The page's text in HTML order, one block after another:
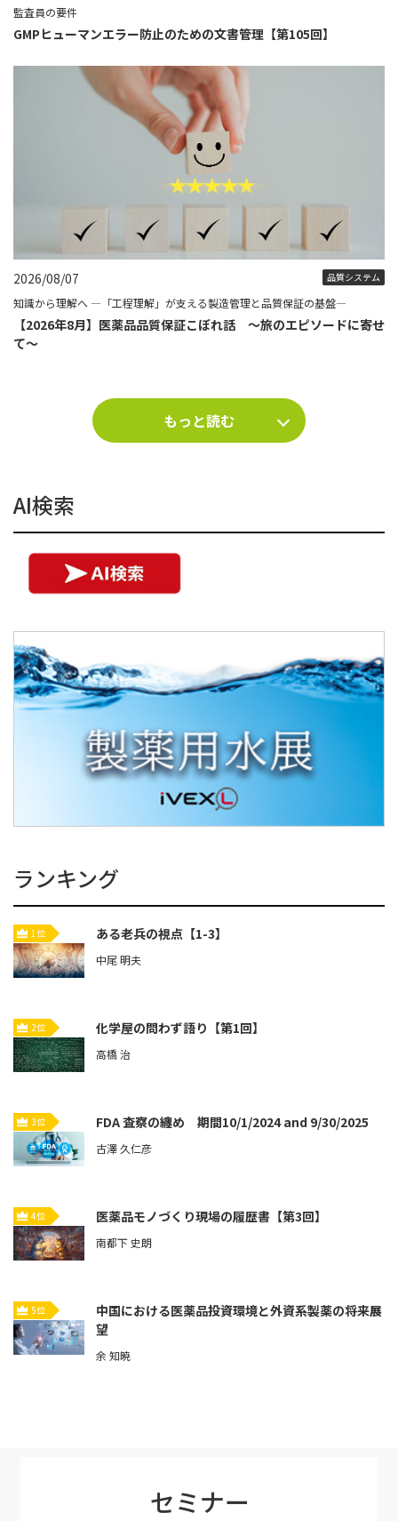
監査員の要件
GMPヒューマンエラー防止のための文書管理【第105回】
2026/08/07 品質システム
知識から理解へ ―「工程理解」が支える製造管理と品質保証の基盤―
【2026年8月】医薬品品質保証こぼれ話 ～旅のエピソードに寄せ
て～
もっと読む
AI検索
ランキング
1位 ある老兵の視点【1-3】
中尾 明夫
2位 化学屋の問わず語り【第1回】
高橋 治
3位 FDA 査察の纏め 期間10/1/2024 and 9/30/2025
古澤 久仁彦
4位 医薬品モノづくり現場の履歴書【第3回】
南都下 史朗
5位
中国における医薬品投資環境と外資系製薬の将来展
望
余 知暁
セミナー